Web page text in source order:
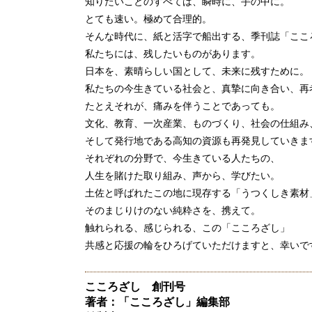
とても速い。極めて合理的。
そんな時代に、紙と活字で船出する、季刊誌「ここ
私たちには、残したいものがあります。
日本を、素晴らしい国として、未来に残すために。
私たちの今生きている社会と、真摯に向き合い、再
たとえそれが、痛みを伴うことであっても。
文化、教育、一次産業、ものづくり、社会の仕組み
そして発行地である高知の資源も再発見していきま
それぞれの分野で、今生きている人たちの、
人生を賭けた取り組み、声から、学びたい。
土佐と呼ばれたこの地に現存する「うつくしき素材
そのまじりけのない純粋さを、携えて。
触れられる、感じられる、この「こころざし」
共感と応援の輪をひろげていただけますと、幸いで
こころざし 創刊号
著者：「こころざし」編集部